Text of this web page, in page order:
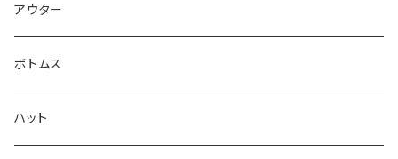
carhartt
Dickies
Frame
Tシャツ
シャツ
スウェット/パーカー
アウター
ボトムス
ハット